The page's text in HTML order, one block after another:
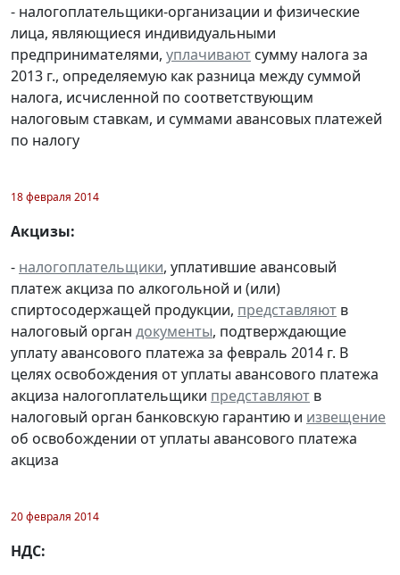
- налогоплательщики-организации и физические
лица, являющиеся индивидуальными
предпринимателями, уплачивают сумму налога за
2013 г., определяемую как разница между суммой
налога, исчисленной по соответствующим
налоговым ставкам, и суммами авансовых платежей
по налогу
18 февраля 2014
Акцизы:
- налогоплательщики, уплатившие авансовый
платеж акциза по алкогольной и (или)
спиртосодержащей продукции, представляют в
налоговый орган документы, подтверждающие
уплату авансового платежа за февраль 2014 г. В
целях освобождения от уплаты авансового платежа
акциза налогоплательщики представляют в
налоговый орган банковскую гарантию и извещение
об освобождении от уплаты авансового платежа
акциза
20 февраля 2014
НДС: